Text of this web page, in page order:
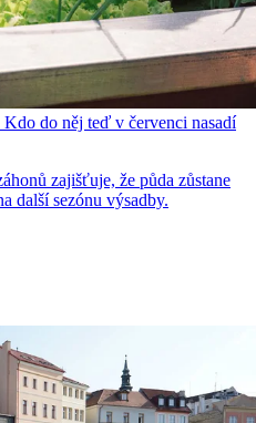
do něj teď v červenci nasadí
zajišťuje, že půda zůstane
další sezónu výsadby.